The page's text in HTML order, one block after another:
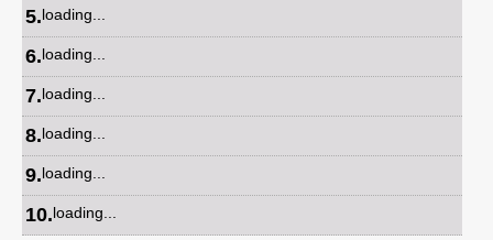
5.loading...
6.loading...
7.loading...
8.loading...
9.loading...
10.loading...